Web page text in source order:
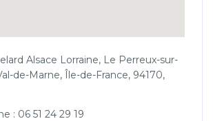
Alsace Lorraine, Le Perreux-sur-
de-Marne, Île-de-France, 94170,
: 06 51 24 29 19